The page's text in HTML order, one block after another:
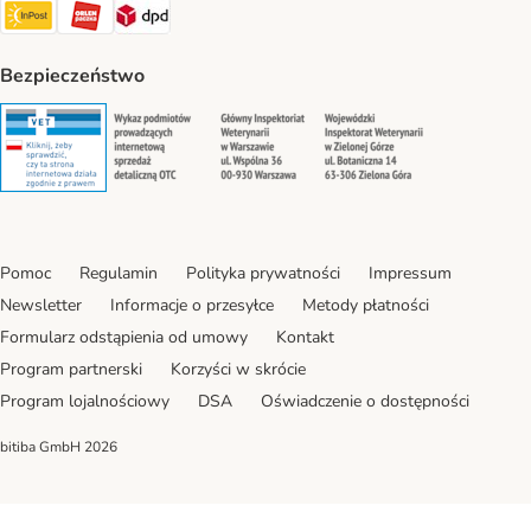
InPost Shipping Method
ORLEN Paczka. Shipping Method
DPD Shipping Method
Bezpieczeństwo
Security Security Security
Pomoc Regulamin Polityka prywatności
Impressum
Newsletter
Informacje o przesyłce
Metody płatności
Formularz odstąpienia od umowy
Kontakt
Program partnerski
Korzyści w skrócie
Program lojalnościowy
DSA Oświadczenie o dostępności
bitiba GmbH 2026